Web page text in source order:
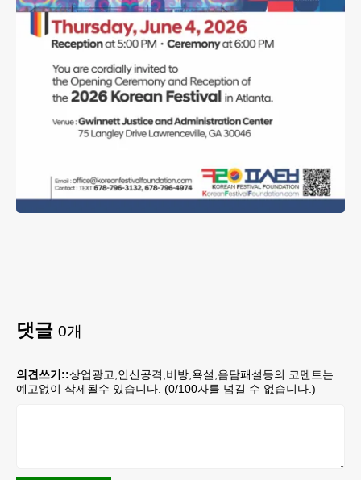
댓글 0개
의견쓰기::상업광고,인신공격,비방,욕설,음담패설등의 코멘트는
예고없이 삭제될수 있습니다. (0/100자를 넘길 수 없습니다.)